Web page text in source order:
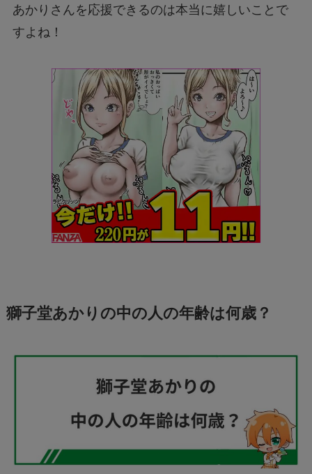
あかりさんを応援できるのは本当に嬉しいことで
すよね！
獅子堂あかりの中の人の年齢は何歳？